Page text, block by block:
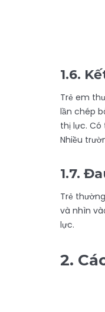
1.6.
Trẻ em
lần chép
thị lực. Có
Nhiều
1.7.
Trẻ
và nhìn
lực.
2.